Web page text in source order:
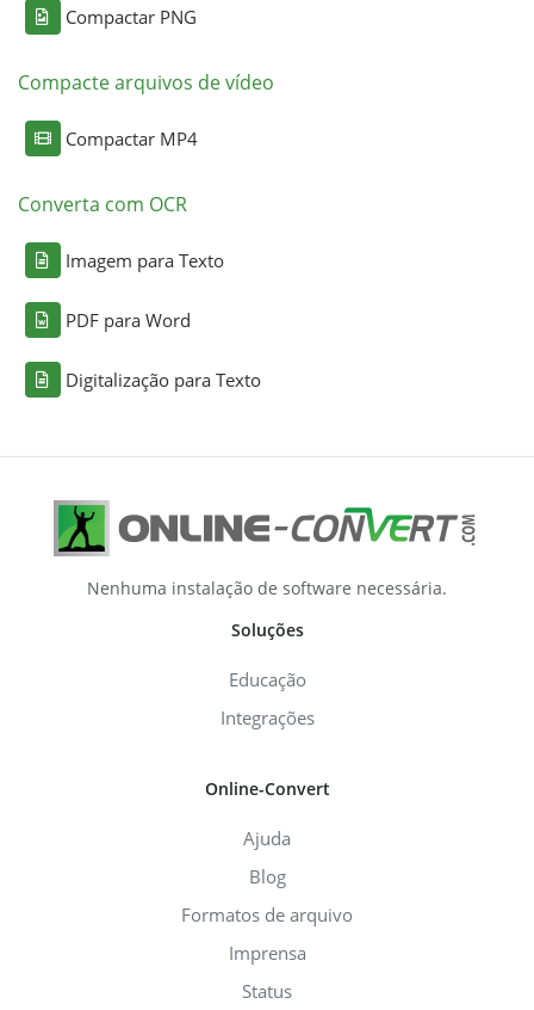
Compactar PNG
Compacte arquivos de vídeo
Compactar MP4
Converta com OCR
Imagem para Texto
PDF para Word
Digitalização para Texto
Nenhuma instalação de software necessária.
Soluções
Educação
Integrações
Online-Convert
Ajuda
Blog
Formatos de arquivo
Imprensa
Status